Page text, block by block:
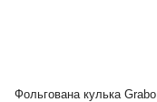
Фольгована кулька Grabo